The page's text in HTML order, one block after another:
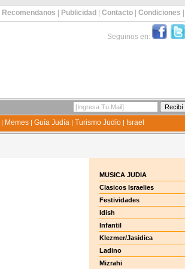
Recomendanos Publicidad Contacto Condiciones
Seguinos en:
| Memes | Guía Judía | Turismo Judío | Israel
MUSICA JUDIA
Clasicos Israelies
Festividades
Idish
Infantil
Klezmer/Jasidica
Ladino
Mizrahi